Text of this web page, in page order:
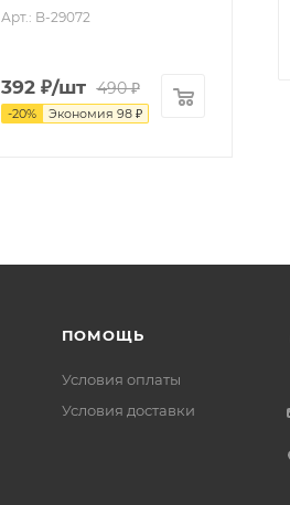
Арт.: B-29072
392₽/шт 490₽
-20% Экономия 98₽
ПОМОЩЬ
Условия оплаты
Условия доставки